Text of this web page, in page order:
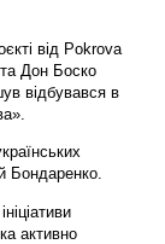
від Pokrova
Дон Боско
відбувався в
Бондаренко.
активно